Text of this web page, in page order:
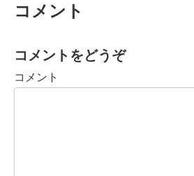
コメント
コメントをどうぞ
コメント